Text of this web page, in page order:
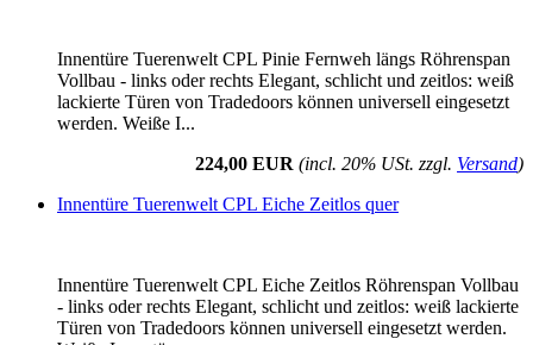
Innentüre Tuerenwelt CPL Pinie Fernweh längs Röhrenspan
Vollbau - links oder rechts Elegant, schlicht und zeitlos: weiß
lackierte Türen von Tradedoors können universell eingesetzt
werden. Weiße I...
224,00 EUR (incl. 20% USt. zzgl. Versand)
Innentüre Tuerenwelt CPL Eiche Zeitlos quer
Innentüre Tuerenwelt CPL Eiche Zeitlos Röhrenspan Vollbau
- links oder rechts Elegant, schlicht und zeitlos: weiß lackierte
Türen von Tradedoors können universell eingesetzt werden.